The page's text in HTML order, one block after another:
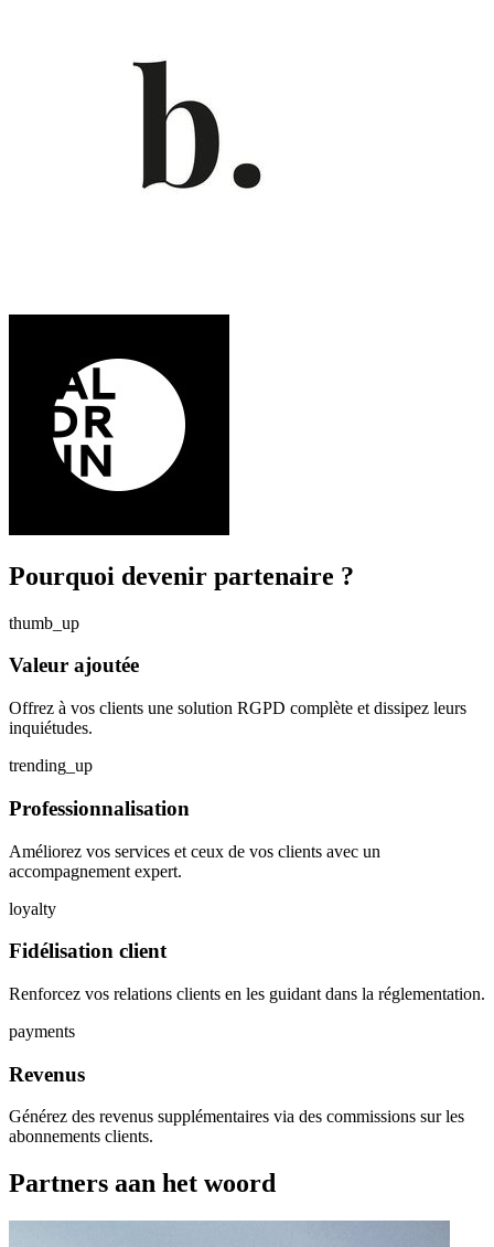
Pourquoi devenir partenaire ?
thumb_up
Valeur ajoutée
Offrez à vos clients une solution RGPD complète et dissipez leurs
inquiétudes.
trending_up
Professionnalisation
Améliorez vos services et ceux de vos clients avec un
accompagnement expert.
loyalty
Fidélisation client
Renforcez vos relations clients en les guidant dans la réglementation.
payments
Revenus
Générez des revenus supplémentaires via des commissions sur les
abonnements clients.
Partners aan het woord